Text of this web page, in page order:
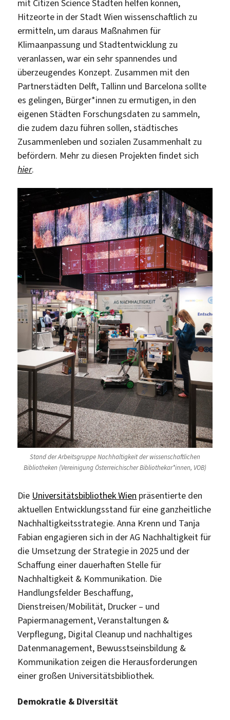
mit Citizen Science Städten helfen können,
Hitzeorte in der Stadt Wien wissenschaftlich zu
ermitteln, um daraus Maßnahmen für
Klimaanpassung und Stadtentwicklung zu
veranlassen, war ein sehr spannendes und
überzeugendes Konzept. Zusammen mit den
Partnerstädten Delft, Tallinn und Barcelona sollte
es gelingen, Bürger*innen zu ermutigen, in den
eigenen Städten Forschungsdaten zu sammeln,
die zudem dazu führen sollen, städtisches
Zusammenleben und sozialen Zusammenhalt zu
befördern. Mehr zu diesen Projekten findet sich
hier.
Stand der Arbeitsgruppe Nachhaltigkeit der wissenschaftlichen
Bibliotheken (Vereinigung Österreichischer Bibliothekar*innen, VOB)
Die Universitätsbibliothek Wien präsentierte den
aktuellen Entwicklungsstand für eine ganzheitliche
Nachhaltigkeitsstrategie. Anna Krenn und Tanja
Fabian engagieren sich in der AG Nachhaltigkeit für
die Umsetzung der Strategie in 2025 und der
Schaffung einer dauerhaften Stelle für
Nachhaltigkeit & Kommunikation. Die
Handlungsfelder Beschaffung,
Dienstreisen/Mobilität, Drucker – und
Papiermanagement, Veranstaltungen &
Verpflegung, Digital Cleanup und nachhaltiges
Datenmanagement, Bewusstseinsbildung &
Kommunikation zeigen die Herausforderungen
einer großen Universitätsbibliothek.
Demokratie & Diversität